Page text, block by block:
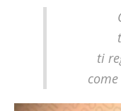
ti